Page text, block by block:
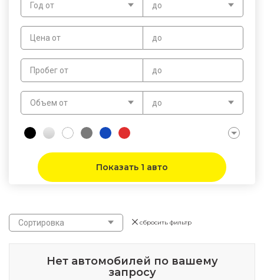
Год от до
Цена от до
Пробег от до
Объем от до
Показать 1 авто
Сортировка сбросить фильтр
Нет автомобилей по вашему
запросу